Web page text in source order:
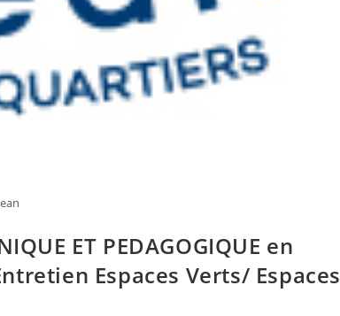
ET PEDAGOGIQUE en
Espaces Verts/ Espaces